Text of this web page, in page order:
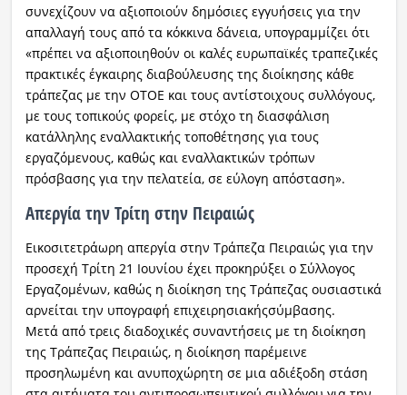
συνεχίζουν να αξιοποιούν δημόσιες εγγυήσεις για την
απαλλαγή τους από τα κόκκινα δάνεια, υπογραμμίζει ότι
«πρέπει να αξιοποιηθούν οι καλές ευρωπαϊκές τραπεζικές
πρακτικές έγκαιρης διαβούλευσης της διοίκησης κάθε
τράπεζας με την ΟΤΟΕ και τους αντίστοιχους συλλόγους,
με τους τοπικούς φορείς, με στόχο τη διασφάλιση
κατάλληλης εναλλακτικής τοποθέτησης για τους
εργαζόμενους, καθώς και εναλλακτικών τρόπων
πρόσβασης για την πελατεία, σε εύλογη απόσταση».
Απεργία την Τρίτη στην Πειραιώς
Εικοσιτετράωρη απεργία στην Τράπεζα Πειραιώς για την
προσεχή Τρίτη 21 Ιουνίου έχει προκηρύξει ο Σύλλογος
Εργαζομένων, καθώς η διοίκηση της Τράπεζας ουσιαστικά
αρνείται την υπογραφή επιχειρησιακήςσύμβασης.
Μετά από τρεις διαδοχικές συναντήσεις με τη διοίκηση
της Τράπεζας Πειραιώς, η διοίκηση παρέμεινε
προσηλωμένη και ανυποχώρητη σε μια αδιέξοδη στάση